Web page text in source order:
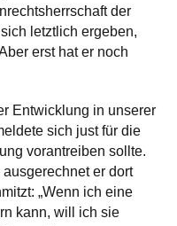
der
letztlich ergeben,
erst hat er noch
Entwicklung in unserer
sich just für die
vorantreiben sollte.
er dort
„Wenn ich eine
kann, will ich sie